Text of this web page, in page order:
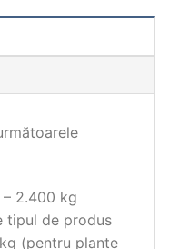
2.400 kg
tipul de produs
(pentru plante